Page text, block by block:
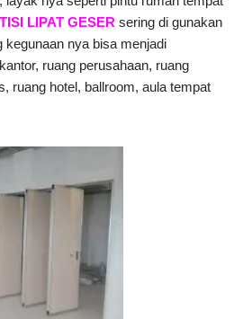
LIPAT GESER sering di gunakan
kegunaan nya bisa menjadi
ruang perusahaan, ruang
ruang hotel, ballroom, aula tempat